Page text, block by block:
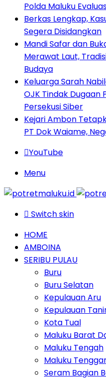
Polda Maluku
Berkas Lengkap,
Segera Disidangkan
Mandi Safar dan
Merawat Laut,
Budaya
Keluarga Sarah
OJK Tindak Dugaan
Persekusi Siber
Kejari Ambon
PT Dok Waiame,
YouTube
Menu
Switch skin
HOME
AMBOINA
SERIBU PULAU
Buru
Buru Selatan
Kepulauan Aru
Kepulauan
Kota Tual
Maluku Barat
Maluku Tengah
Maluku
Seram Bagian